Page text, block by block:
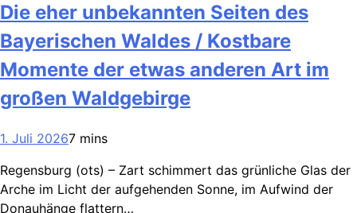
Die eher unbekannten Seiten des
Bayerischen Waldes / Kostbare
Momente der etwas anderen Art im
großen Waldgebirge
1. Juli 20267 mins
Regensburg (ots) – Zart schimmert das grünliche Glas der
Arche im Licht der aufgehenden Sonne, im Aufwind der
Donauhänge flattern…